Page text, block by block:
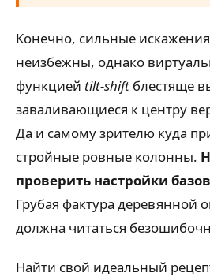
Конечно, сильные
неизбежны, однако
функцией tilt-shift блестяще
заваливающиеся к центру
Да и самому зрителю куда
стройные ровные колонны.
проверить настройки
Грубая фактура деревянной
должна читаться
Найти свой идеальный